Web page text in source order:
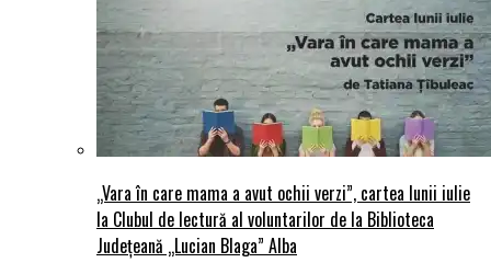
„Vara în care mama a avut ochii verzi”, cartea lunii iulie
la Clubul de lectură al voluntarilor de la Biblioteca
Județeană „Lucian Blaga” Alba